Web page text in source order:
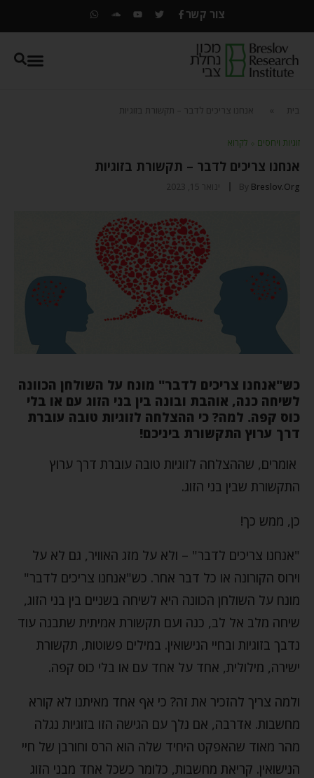
צור קשר
בית אנחנו צריכים לדבר – תקשורת בזוגיות
זוגיות ויחסים ⬦ לקרוא
אנחנו צריכים לדבר – תקשורת בזוגיות
By Breslov.org ינואר 15, 2023
כש"אנחנו צריכים לדבר" מונח על השולחן הכוונה
לשיחה כנה, אוהבת ובונה בין בני הזוג עם או בלי
כוס קפה. למה? כי ההצלחה לזוגיות טובה עוברת
דרך ערוץ התקשורת ביניכם!
אומרים, שההצלחה לזוגיות טובה עוברת דרך ערוץ
התקשורת שבין בני הזוג.
כן, ממש כך!
"אנחנו צריכים לדבר" – ולא על מזג האוויר, גם לא על
וירוס הקורונה או כל דבר אחר. כש"אנחנו צריכים לדבר"
מונח על השולחן הכוונה היא לשיחה בשניים בין בני הזוג,
שיחה מלב אל לב, כנה ועם תקשורת אמיתית שתבנה עוד
נדבך בזוגיות ובחיי הנישואין. במילים פשוטות, תקשורת
ישירה, מילולית, אחד על אחד עם או בלי כוס קפה.
ולמה צריך להזכיר את זה? כי אף אחד מאיתנו לא קורא
מחשבות. אדרבה, אם נלך עם הגישה הזו בזוגיות נגלה
מהר מאוד שהאפקט היחיד שלה הוא הרס וחורבן של חיי
הנישואין. קריאת מחשבות, כלומר כשכל אחד מבני הזוג